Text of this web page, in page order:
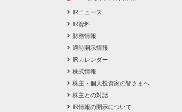
IRニュース
IR資料
財務情報
適時開示情報
IRカレンダー
株式情報
株主・個人投資家の皆さまへ
株主との対話
IR情報の開示について